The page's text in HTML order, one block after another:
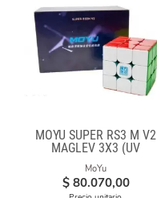
MOYU SUPER RS3 M V2
MAGLEV 3X3 (UV
COATED)
MoYu
$ 80.070,00